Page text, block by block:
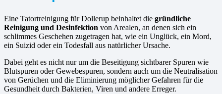
Eine Tatortreinigung für Dollerup beinhaltet die gründliche
Reinigung und Desinfektion von Arealen, an denen sich ein
schlimmes Geschehen zugetragen hat, wie ein Unglück, ein Mord,
ein Suizid oder ein Todesfall aus natürlicher Ursache.
Dabei geht es nicht nur um die Beseitigung sichtbarer Spuren wie
Blutspuren oder Gewebespuren, sondern auch um die Neutralisation
von Gerüchen und die Eliminierung möglicher Gefahren für die
Gesundheit durch Bakterien, Viren und andere Erreger.